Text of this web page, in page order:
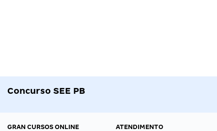
Concurso SEE PB
GRAN CURSOS ONLINE
ATENDIMENTO